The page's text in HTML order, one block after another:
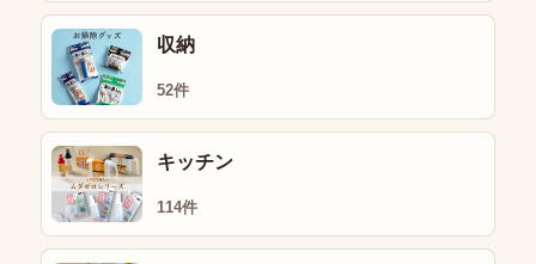
収納
52件
キッチン
114件